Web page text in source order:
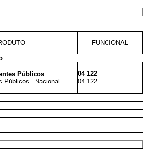
FUNCIONAL
Públicos 04 122
Públicos - Nacional 04 122